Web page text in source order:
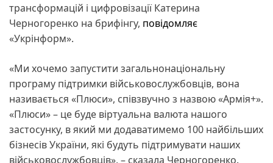
трансформацій і цифровізації Катерина
Черногоренко на брифінгу, повідомляє
«Укрінформ».
«Ми хочемо запустити загальнонаціональну
програму підтримки військовослужбовців, вона
називається «Плюси», співзвучно з назвою «Армія+».
«Плюси» – це буде віртуальна валюта нашого
застосунку, в який ми додаватимемо 100 найбільших
бізнесів України, які будуть підтримувати наших
військовослужбовців», – сказала Черногоренко.